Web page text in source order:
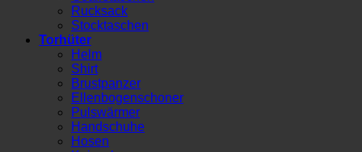
Rucksack
Stocktaschen
Torhüter
Helm
Shirt
Brustpanzer
Ellenbogenschoner
Pulswärmer
Handschuhe
Hosen